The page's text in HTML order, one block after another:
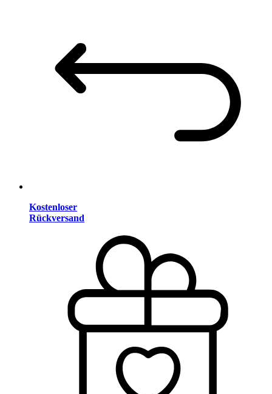
Kostenloser
Rückversand